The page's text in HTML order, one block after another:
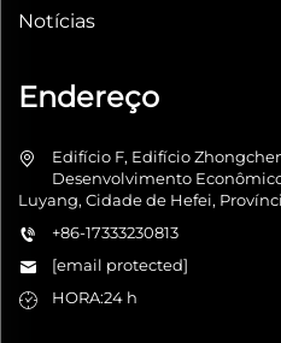
Notícias
Endereço
Edifício F, Edifício
Desenvolvimento
Luyang, Cidade de Hefei,
+86-17333230813
[email protected]
HORA:24 h